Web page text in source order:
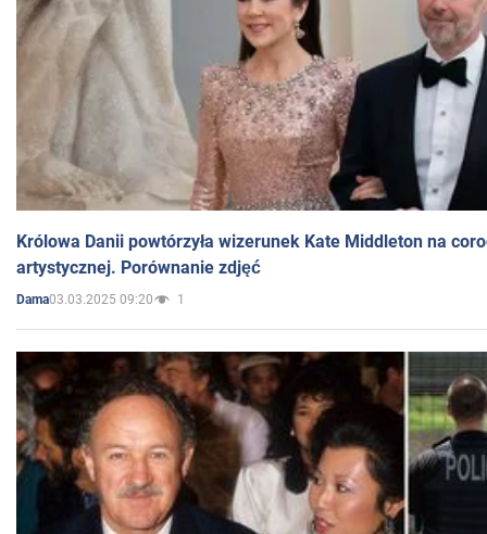
Królowa Danii powtórzyła wizerunek Kate Middleton na
artystycznej. Porównanie zdjęć
Dama03.03.2025 09:20 1